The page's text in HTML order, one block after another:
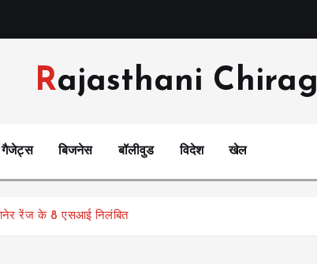
Rajasthani Chirag
गैजेट्स बिजनेस बॉलीवुड विदेश खेल
रेंज के 8 एसआई निलंबित